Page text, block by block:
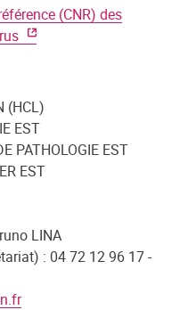
(CNR) des
(HCL)
EST
PATHOLOGIE EST
EST
LINA
: 04 72 12 96 17 -